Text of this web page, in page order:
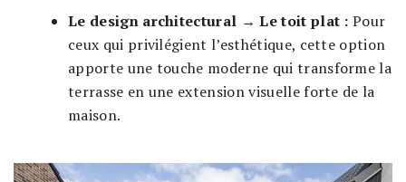
Le design architectural → Le toit plat : Pour
ceux qui privilégient l’esthétique, cette option
apporte une touche moderne qui transforme la
terrasse en une extension visuelle forte de la
maison.